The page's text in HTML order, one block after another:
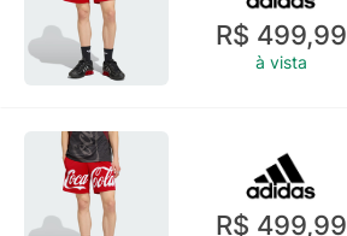
R$ 499,99
à vista
R$ 499,99